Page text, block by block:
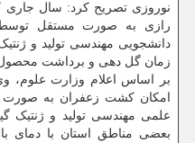
نوروزی تصریح کرد: سال
رازی به صورت مستقل
دانشجویی مهندسی تولید و
زمان گل دهی و برداشت
بر اساس اعلام وزارت علوم،
امکان کشت زعفران به
علمی مهندسی تولید و ژنتیک